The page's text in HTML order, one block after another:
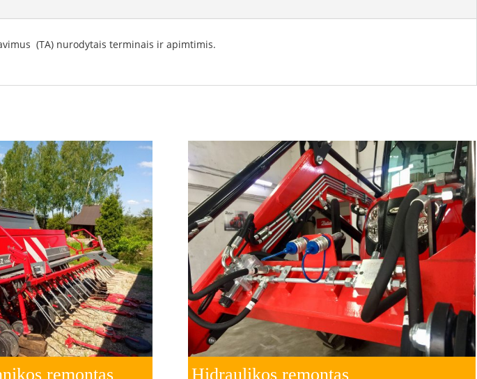
(TA) nurodytais terminais ir apimtimis.
remontas Hidraulikos remontas